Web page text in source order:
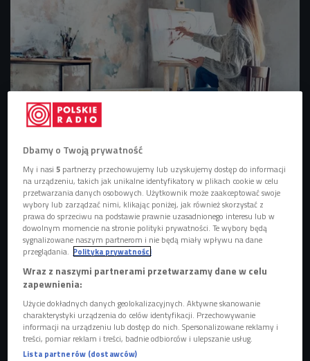
Czy malarstwo kobiet wciąż powinniśmy nazywać "sztuką kobiecą"?
Shutterstock/Victoriia Hnatiuk
Konkurs "Kobieca Strona Sztuki" skierowany jest do kobiet,
które tworzą. Organizatorzy do kazdej edycji zapraszają
doświadczone i początkujące artystki, ale też inne kobiety,
dla których twórczość nie jest zawodem, a pasją, hobby,
odskocznią od codzienności.
celu promocję kobiecego głosu w sztuce współczesnej,
wyróżnia się niezwykłą różnorodnością.
POSŁUCHAJ
O ekspozycji "Kobieca Strona Sztuki" opowiada Izabela
Dbamy o Twoją prywatność
My i nasi5 partnerzy przechowujemy lub uzyskujemy dostęp do informacji
na urządzeniu, takich jak unikalne identyfikatory w plikach cookie w celu
przetwarzania danych osobowych. Użytkownik może zaakceptować swoje
wybory lub zarządzać nimi, klikając poniżej, jak również skorzystać z
prawa do sprzeciwu na podstawie prawnie uzasadnionego interesu lub w
dowolnym momencie na stronie polityki prywatności. Te wybory będą
sygnalizowane naszym partnerom i nie będą miały wpływu na dane
przeglądania. Polityka prywatności
Wraz z naszymi partnerami przetwarzamy dane w celu
zapewnienia:
Użycie dokładnych danych geolokalizacyjnych. Aktywne skanowanie
charakterystyki urządzenia do celów identyfikacji. Przechowywanie
informacji na urządzeniu lub dostęp do nich. Spersonalizowane reklamy i
treści, pomiar reklam i treści, badnie odbiorców i ulepszanie usług.
Lista partnerów (dostawców)